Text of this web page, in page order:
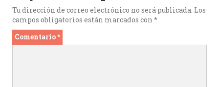
Tu dirección de correo electrónico no será publicada. Los
campos obligatorios están marcados con *
Comentario*